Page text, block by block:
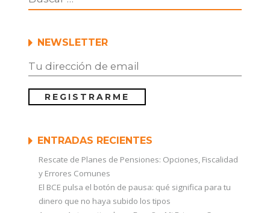
NEWSLETTER
ENTRADAS RECIENTES
Rescate de Planes de Pensiones: Opciones, Fiscalidad
y Errores Comunes
El BCE pulsa el botón de pausa: qué significa para tu
dinero que no haya subido los tipos